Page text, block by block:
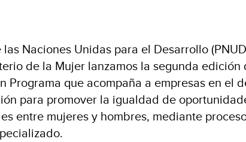
Naciones Unidas para el Desarrollo
de la Mujer lanzamos la segunda edición
Programa que acompaña a empresas en el
para promover la igualdad de
entre mujeres y hombres, mediante